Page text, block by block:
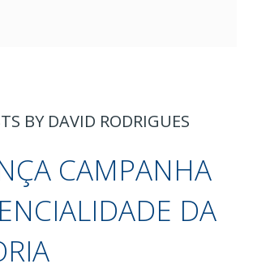
BY DAVID RODRIGUES
CAMPANHA
DA